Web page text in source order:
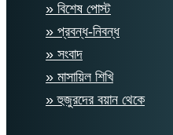
» বিশেষ পোস্ট
» প্রবন্ধ-নিবন্ধ
» সংবাদ
» মাসায়িল শিখি
» হুজুরদের বয়ান থেকে